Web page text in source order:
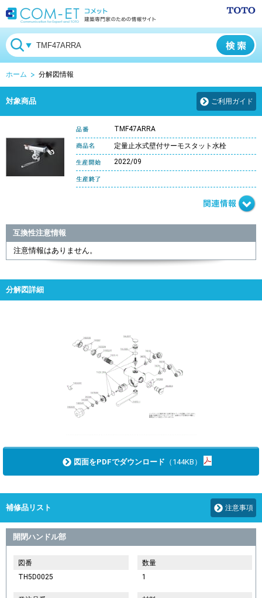
ホーム 分解図情報
対象商品 ご利用ガイド
TMF47ARRA
定量止水式壁付サーモスタット水栓
2022/09
互換性注意情報
注意情報はありません。
分解図詳細
図面をPDFでダウンロード （144KB）
補修品リスト 注意事項
開閉ハンドル部
図番
TH5D0025
数量
1